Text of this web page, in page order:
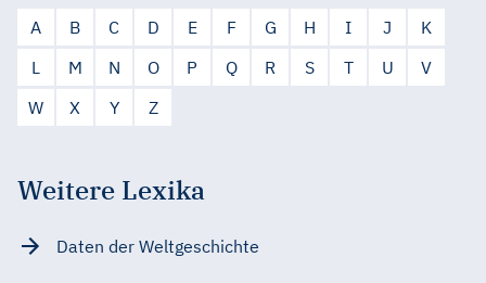
A B C D E F G H I J
K
L
M N O P Q R S T U
V
W
X Y Z
Weitere Lexika
Daten der Weltgeschichte